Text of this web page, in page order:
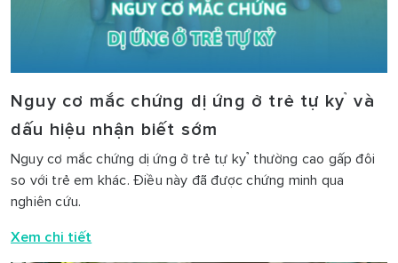
Nguy cơ mắc chứng dị ứng ở trẻ tự kỷ và
dấu hiệu nhận biết sớm
Nguy cơ mắc chứng dị ứng ở trẻ tự kỷ thường cao gấp đôi
so với trẻ em khác. Điều này đã được chứng minh qua
nghiên cứu.
Xem chi tiết